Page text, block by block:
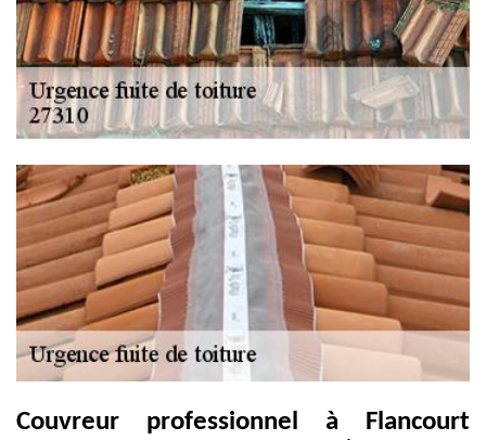
Couvreur professionnel à Flancourt